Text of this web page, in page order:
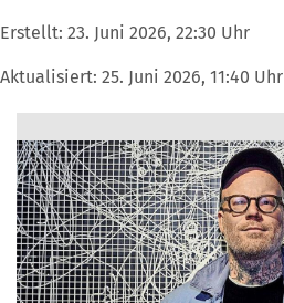
Erstellt: 23. Juni 2026, 22:30 Uhr
Aktualisiert: 25. Juni 2026, 11:40 Uhr